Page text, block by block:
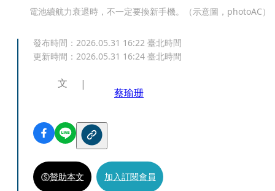
電池續航力衰退時，不一定要換新手機。（示意圖，photoAC）
發布時間： 2026.05.31 16:22 臺北時間
更新時間： 2026.05.31 16:24 臺北時間
文
蔡瑜珊
贊助本文 加入訂閱會員